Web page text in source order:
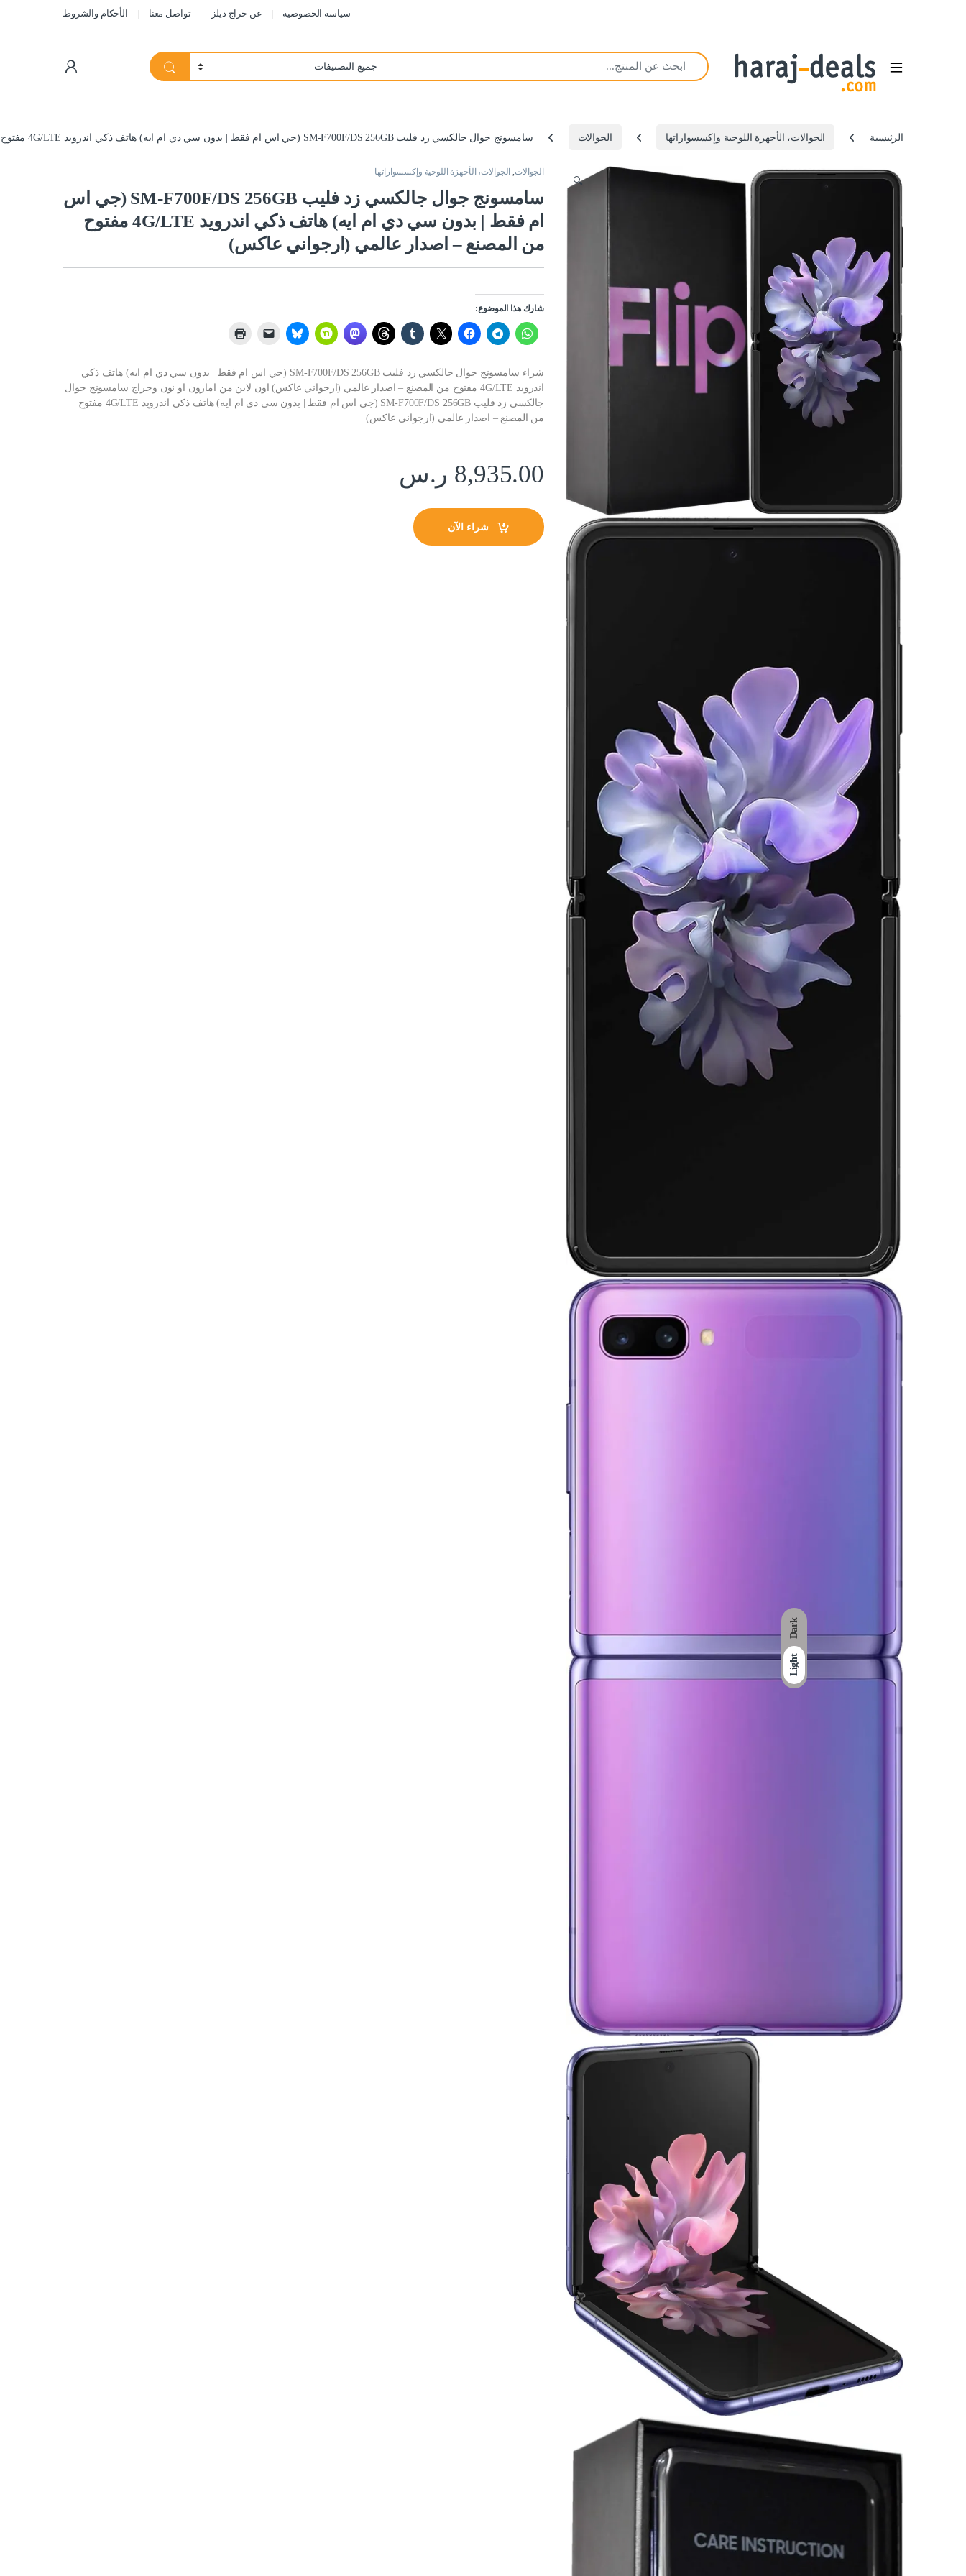
Dark
Light
سياسة الخصوصية عن حراج ديلز تواصل معنا الأحكام والشروط
Open
Search for:
الرئيسية الجوالات، الأجهزة اللوحية وإكسسواراتها الجوالات سامسونج جوال جالكسي زد فليب SM-F700F/DS 256GB (جي اس ام فقط | بدون سي دي ام ايه) هاتف ذكي اندرويد 4G/LTE مفتوح من المصنع – اصدار عالمي (ارجواني عاكس)
🔍
الجوالات, الجوالات، الأجهزة اللوحية وإكسسواراتها
سامسونج جوال جالكسي زد فليب SM-F700F/DS 256GB (جي اس
ام فقط | بدون سي دي ام ايه) هاتف ذكي اندرويد 4G/LTE مفتوح
من المصنع – اصدار عالمي (ارجواني عاكس)
شارك هذا الموضوع:
شراء سامسونج جوال جالكسي زد فليب SM-F700F/DS 256GB (جي اس ام فقط | بدون سي دي ام ايه) هاتف ذكي
اندرويد 4G/LTE مفتوح من المصنع – اصدار عالمي (ارجواني عاكس) اون لاين من امازون او نون وحراج سامسونج جوال
جالكسي زد فليب SM-F700F/DS 256GB (جي اس ام فقط | بدون سي دي ام ايه) هاتف ذكي اندرويد 4G/LTE مفتوح
من المصنع – اصدار عالمي (ارجواني عاكس)
8,935.00 ر.س
شراء الآن